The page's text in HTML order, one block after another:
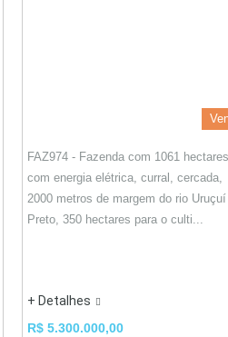
FAZ974 - Fazenda com 1061
com energia elétrica, curral, cercada,
2000 metros de margem do rio Uruçuí
Preto, 350 hectares para o culti...
+ Detalhes
R$ 5.300.000,00